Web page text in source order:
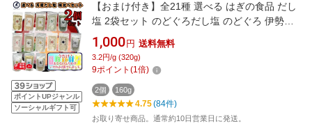
ポイントUPジャンル
ソーシャルギフト可
【おまけ付き】全21種 選べる はぎの食品 だし
塩 2袋セット のどぐろだし塩 のどぐろ 伊勢海
老 だし 塩 出汁塩 鯛だし塩 鯛だし 出汁 万能 調
味料 おにぎりに合う かきだし塩 あごだし塩 あ
おさ かに しじみ かつお 金目鯛 はも 甘えび 味
1,000 円 送料無料
3.2円/g (320g)
9ポイント (1倍)
2個 160g
4.75(84件)
お取り寄せ商品。通常約10日営業日に発送。